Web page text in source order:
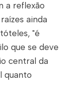
a reflexão
ainda
"é
que se deve
central da
quanto